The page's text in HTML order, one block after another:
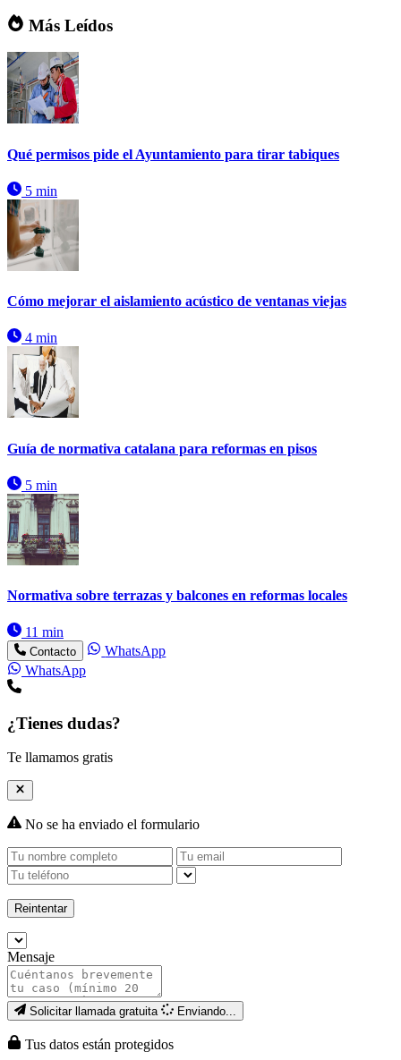
Más Leídos
Qué permisos pide el Ayuntamiento para tirar tabiques
5 min
Cómo mejorar el aislamiento acústico de ventanas viejas
4 min
Guía de normativa catalana para reformas en pisos
5 min
Normativa sobre terrazas y balcones en reformas locales
11 min
Contacto
WhatsApp
WhatsApp
¿Tienes dudas?
Te llamamos gratis
No se ha enviado el formulario
Reintentar
Mensaje
Solicitar llamada gratuita Enviando...
Tus datos están protegidos